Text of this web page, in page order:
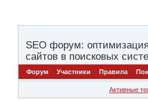
SEO форум:
сайтов в поисковых
Форум Участники Правила
Активные